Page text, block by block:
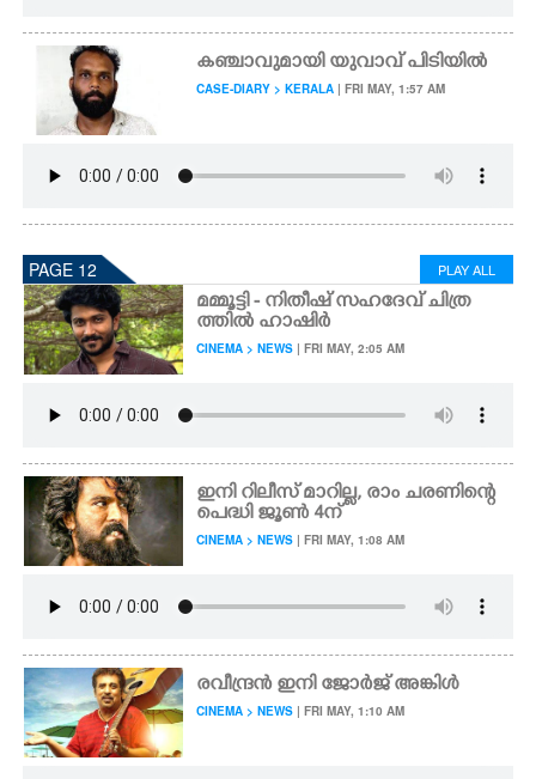
കഞ്ചാവുമായി യുവാവ് പിടിയിൽ
CASE-DIARY > KERALA | FRI MAY, 1:57 AM
PAGE 12 PLAY ALL
മമ്മൂട്ടി - നിതീഷ് സഹദേവ് ചിത്ര
ത്തിൽ ഹാഷിർ
CINEMA > NEWS | FRI MAY, 2:05 AM
ഇനി റിലീസ് മാറില്ല, രാം ചരണിന്റെ
പെദ്ധി ജൂൺ 4ന്
CINEMA > NEWS | FRI MAY, 1:08 AM
രവീന്ദ്രൻ ഇനി ജോർജ് അങ്കിൾ
CINEMA > NEWS | FRI MAY, 1:10 AM